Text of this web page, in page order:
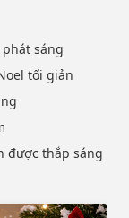
sáng
tối giản
được thắp sáng